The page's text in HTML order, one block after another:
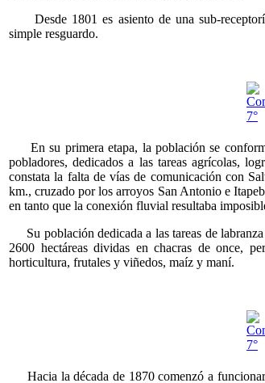
Desde 1801 es asiento de una sub-
simple resguardo.
En su primera etapa, la población se
pobladores, dedicados a las tareas agrícolas,
constata la falta de vías de comunicación con
km., cruzado por los arroyos San Antonio e
en tanto que la conexión fluvial resultaba
Su población dedicada a las tareas de
2600 hectáreas dividas en chacras de once,
horticultura, frutales y viñedos, maíz y maní.
Hacia la década de 1870 comenzó a